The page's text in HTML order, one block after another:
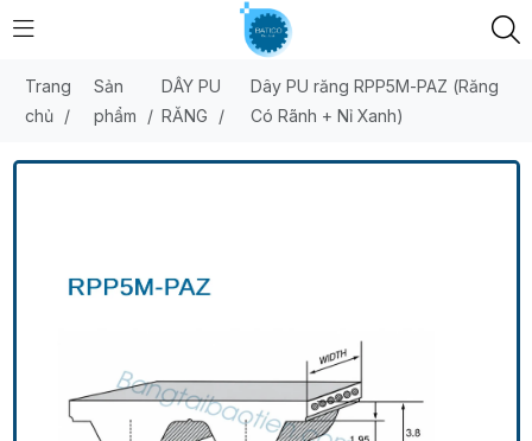
Trang
chủ
/
Sản
phẩm
/
DÂY PU
RĂNG
/
Dây PU răng RPP5M-PAZ (Răng
Có Rãnh + Nỉ Xanh)